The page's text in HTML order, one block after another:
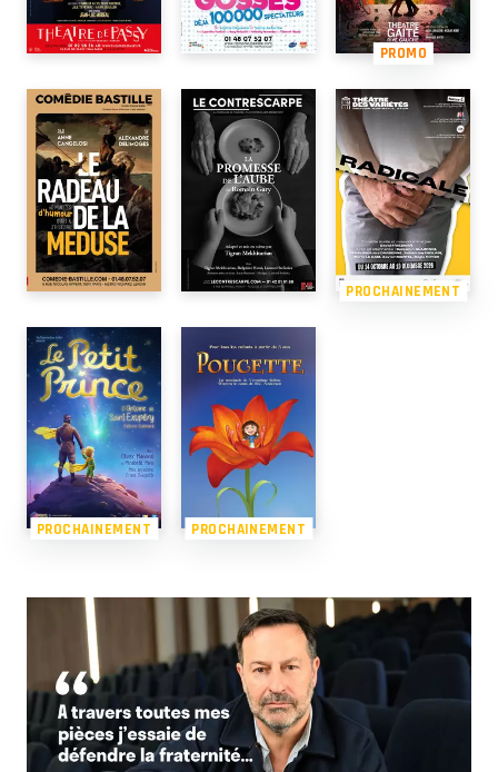
PROMO
PROCHAINEMENT
PROCHAINEMENT PROCHAINEMENT